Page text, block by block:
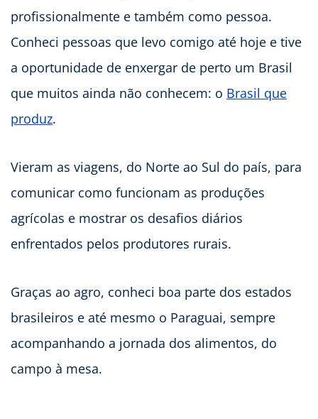
profissionalmente e também como pessoa.
Conheci pessoas que levo comigo até hoje e tive
a oportunidade de enxergar de perto um Brasil
que muitos ainda não conhecem: o Brasil que
produz.
Vieram as viagens, do Norte ao Sul do país, para
comunicar como funcionam as produções
agrícolas e mostrar os desafios diários
enfrentados pelos produtores rurais.
Graças ao agro, conheci boa parte dos estados
brasileiros e até mesmo o Paraguai, sempre
acompanhando a jornada dos alimentos, do
campo à mesa.